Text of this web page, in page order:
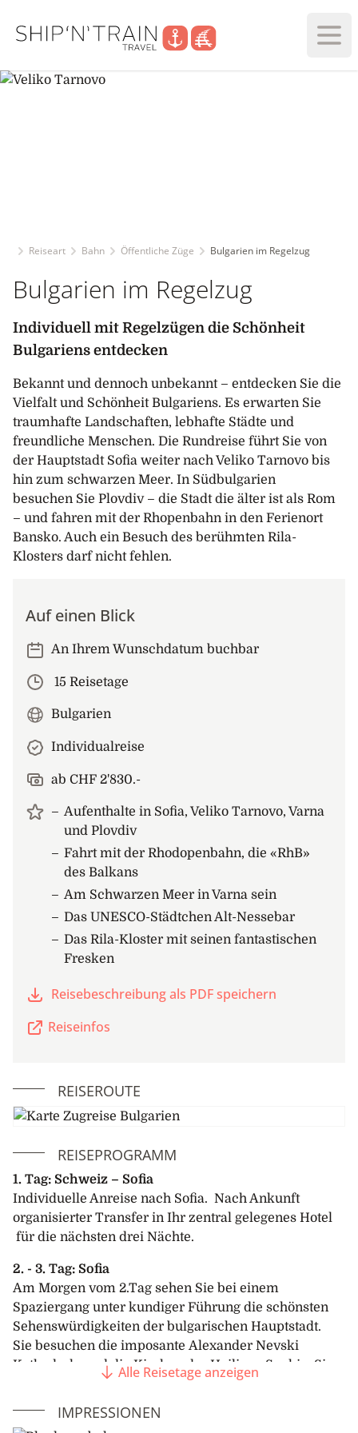
Reiseart Bahn Öffentliche Züge Bulgarien im Regelzug
Bulgarien im Regelzug
Individuell mit Regelzügen die Schönheit
Bulgariens entdecken
Bekannt und dennoch unbekannt – entdecken Sie die
Vielfalt und Schönheit Bulgariens. Es erwarten Sie
traumhafte Landschaften, lebhafte Städte und
freundliche Menschen. Die Rundreise führt Sie von
der Hauptstadt Sofia weiter nach Veliko Tarnovo bis
hin zum schwarzen Meer. In Südbulgarien
besuchen Sie Plovdiv – die Stadt die älter ist als Rom
– und fahren mit der Rhopenbahn in den Ferienort
Bansko. Auch ein Besuch des berühmten Rila-
Klosters darf nicht fehlen.
Auf einen Blick
An Ihrem Wunschdatum buchbar
15 Reisetage
Bulgarien
Individualreise
ab CHF 2'830.-
Aufenthalte in Sofia, Veliko Tarnovo, Varna
und Plovdiv
Fahrt mit der Rhodopenbahn, die «RhB»
des Balkans
Am Schwarzen Meer in Varna sein
Das UNESCO-Städtchen Alt-Nessebar
Das Rila-Kloster mit seinen fantastischen
Fresken
Reisebeschreibung als PDF speichern
Reiseinfos
REISEROUTE
REISEPROGRAMM
1. Tag: Schweiz – Sofia
Individuelle Anreise nach Sofia. Nach Ankunft
organisierter Transfer in Ihr zentral gelegenes Hotel
für die nächsten drei Nächte.
2. - 3. Tag: Sofia
Am Morgen vom 2.Tag sehen Sie bei einem
Spaziergang unter kundiger Führung die schönsten
Sehenswürdigkeiten der bulgarischen Hauptstadt.
Sie besuchen die imposante Alexander Nevski
Kathedrale und die Kirchen der Heiligen Sophia. Sie
sehen die antiken römischen Mauerruinen, das
Alle Reisetage anzeigen
IMPRESSIONEN